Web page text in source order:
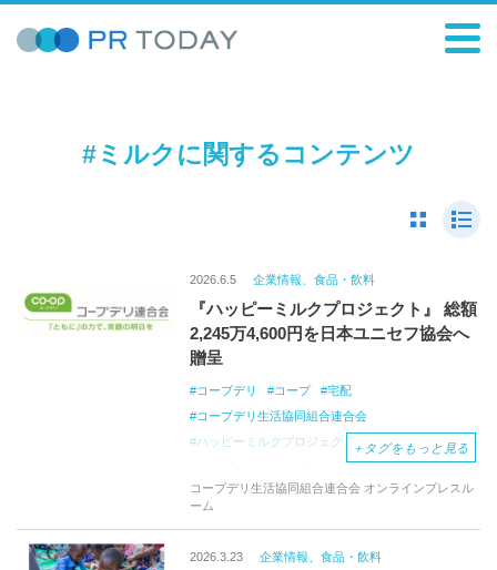
#ミルクに関するコンテンツ
2026.6.5 企業情報、食品・飲料
『ハッピーミルクプロジェクト』 総額
2,245万4,600円を日本ユニセフ協会へ
贈呈
コープデリ コープ
宅配
コープデリ生活協同組合連合会
ハッピーミルクプロジェクト
ミルク
コープデリグループ
ユニセフ コープみらい
＋ タグをもっと見る
コープデリ生活協同組合連合会 オンラインプレスル
ーム
2026.3.23 企業情報、食品・飲料